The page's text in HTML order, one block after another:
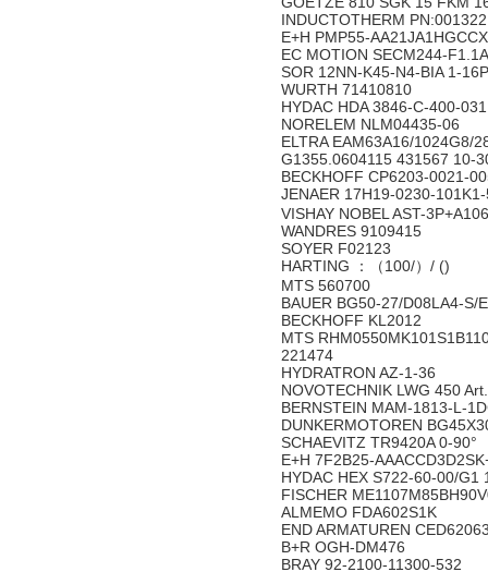
INDUCTOTHERM
E+H PMP55-
EC MOTION SECM244-
SOR 12NN-K45-N4-BIA 1-
WURTH 71410810
HYDAC HDA 3846-C-400-
NORELEM NLM04435-06
ELTRA EAM63A16/1024G8/
G1355.0604115 431567 10-
BECKHOFF CP6203-0021-
JENAER 17H19-0230-
VISHAY NOBEL AST-
WANDRES 9109415
SOYER F02123
HARTING ：（100/）/ ()
MTS 560700
BAUER BG50-27/D08LA4-
BECKHOFF KL2012
MTS
221474
HYDRATRON AZ-1-36
NOVOTECHNIK LWG 450
BERNSTEIN MAM-1813-L-
DUNKERMOTOREN
SCHAEVITZ TR9420A 0-90°
E+H 7F2B25-
HYDAC HEX S722-60-00/G1
FISCHER
ALMEMO FDA602S1K
END ARMATUREN
B+R OGH-DM476
BRAY 92-2100-11300-532